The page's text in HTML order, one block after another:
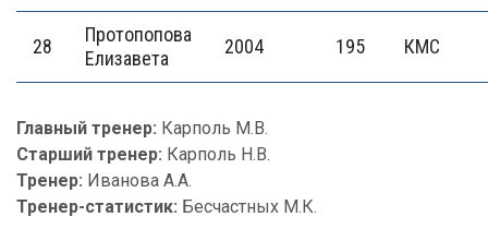
28
Протопопова
Елизавета
2004 195 КМС
Главный тренер: Карполь М.В.
Старший тренер: Карполь Н.В.
Тренер: Иванова А.А.
Тренер-статистик: Бесчастных М.К.